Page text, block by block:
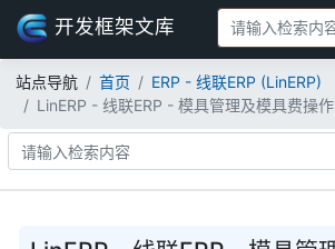
开发框架文库
站点导航 首页
ERP - 线联ERP (LinERP)
LinERP - 线联ERP - 模具管理及模具费操